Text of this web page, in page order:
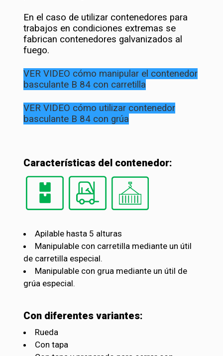
En el caso de utilizar contenedores para
trabajos en condiciones extremas se
fabrican contenedores galvanizados al
fuego.
VER VIDEO cómo manipular el contenedor
basculante B 84 con carretilla
VER VIDEO cómo utilizar contenedor
basculante B 84 con grúa
Características del contenedor:
Apilable hasta 5 alturas
Manipulable con carretilla mediante un útil
de carretilla especial.
Manipulable con grua mediante un útil de
grúa especial.
Con diferentes variantes:
Rueda
Con tapa